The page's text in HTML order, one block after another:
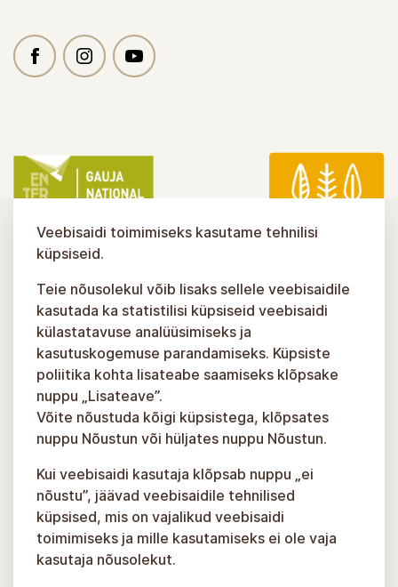
Veebisaidi toimimiseks kasutame tehnilisi
küpsiseid.
Teie nõusolekul võib lisaks sellele veebisaidile
kasutada ka statistilisi küpsiseid veebisaidi
külastatavuse analüüsimiseks ja
kasutuskogemuse parandamiseks. Küpsiste
poliitika kohta lisateabe saamiseks klõpsake
nuppu „Lisateave”.
Võite nõustuda kõigi küpsistega, klõpsates
nuppu Nõustun või hüljates nuppu Nõustun.
Kui veebisaidi kasutaja klõpsab nuppu „ei
nõustu”, jäävad veebisaidile tehnilised
küpsised, mis on vajalikud veebisaidi
toimimiseks ja mille kasutamiseks ei ole vaja
kasutaja nõusolekut.